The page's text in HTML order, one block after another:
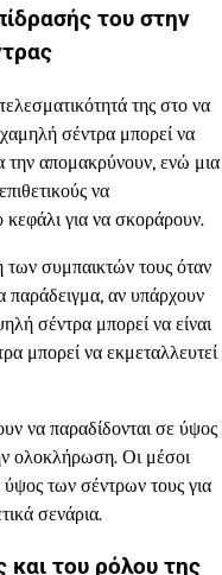
του στην
της στο να
σέντρα μπορεί να
την απομακρύνουν, ενώ μια
να
κεφάλι για να σκοράρουν.
των συμπαικτών τους όταν
παράδειγμα, αν υπάρχουν
σέντρα μπορεί να είναι
μπορεί να εκμεταλλευτεί
να παραδίδονται σε ύψος
ολοκλήρωση. Οι μέσοι
των σέντρων τους για
σενάρια.
του ρόλου της